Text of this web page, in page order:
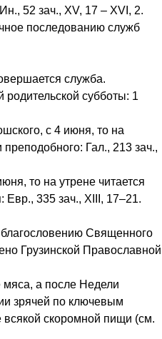
52 зач., XV, 17 – XVI, 2.
последованию служб
служба.
субботы: 1
с 4 июня, то на
Гал., 213 зач.,
то на утрене читается
Евр., 335 зач., XIII, 17–21.
Священного
Грузинской Православной
мяса, а после Недели
зрячей по ключевым
скоромной пищи (см.